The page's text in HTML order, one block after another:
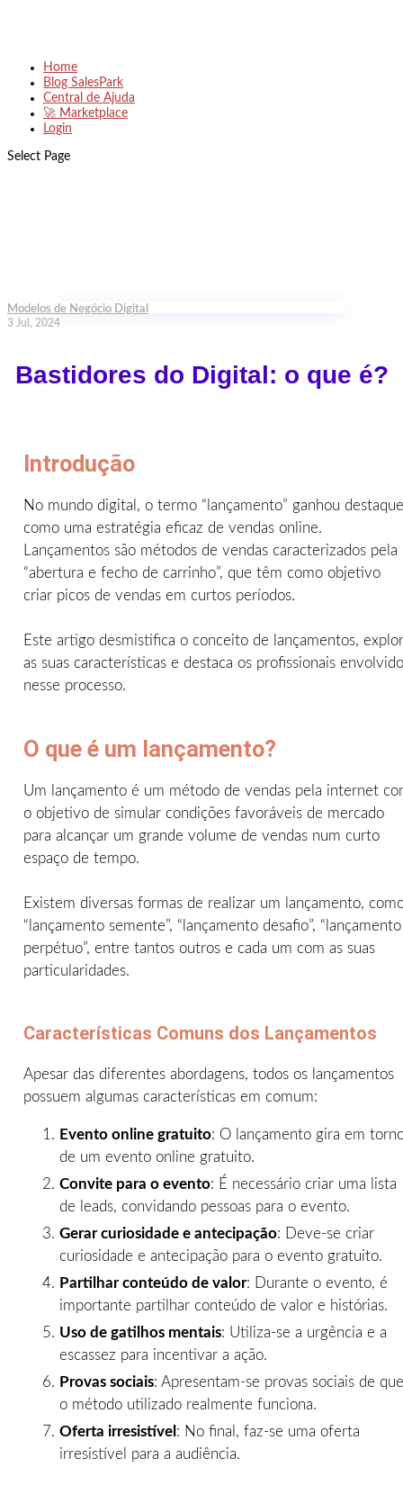
Home
Blog SalesPark
Central de Ajuda
🚀 Marketplace
Login
Select Page
Modelos de Negócio Digital
3 Jul, 2024
Bastidores do Digital: o que é?
Introdução
No mundo digital, o termo “lançamento” ganhou destaque
como uma estratégia eficaz de vendas online.
Lançamentos são métodos de vendas caracterizados pela
“abertura e fecho de carrinho”, que têm como objetivo
criar picos de vendas em curtos períodos.
Este artigo desmistifica o conceito de lançamentos,
as suas características e destaca os profissionais
nesse processo.
O que é um lançamento?
Um lançamento é um método de vendas pela internet
o objetivo de simular condições favoráveis de mercado
para alcançar um grande volume de vendas num curto
espaço de tempo.
Existem diversas formas de realizar um lançamento,
“lançamento semente”, “lançamento desafio”, “lançamento
perpétuo”, entre tantos outros e cada um com as suas
particularidades.
Características Comuns dos Lançamentos
Apesar das diferentes abordagens, todos os lançamentos
possuem algumas características em comum:
Evento online gratuito: O lançamento gira em
de um evento online gratuito.
Convite para o evento: É necessário criar uma lista
de leads, convidando pessoas para o evento.
Gerar curiosidade e antecipação: Deve-se criar
curiosidade e antecipação para o evento gratuito.
Partilhar conteúdo de valor: Durante o evento, é
importante partilhar conteúdo de valor e histórias.
Uso de gatilhos mentais: Utiliza-se a urgência e a
escassez para incentivar a ação.
Provas sociais: Apresentam-se provas sociais de que
o método utilizado realmente funciona.
Oferta irresistível : No final, faz-se uma oferta
irresistível para a audiência.